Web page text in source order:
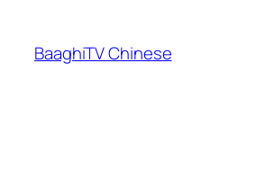
content
BaaghiTV Chinese